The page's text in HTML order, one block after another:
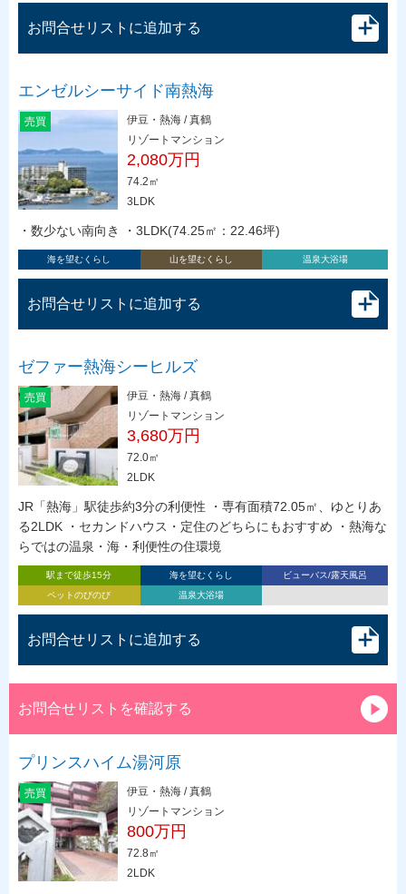
お問合せリストに追加する
エンゼルシーサイド南熱海
売買
伊豆・熱海 / 真鶴
リゾートマンション
2,080万円
74.2㎡
3LDK
・数少ない南向き ・3LDK(74.25㎡：22.46坪)
海を望むくらし 山を望むくらし 温泉大浴場
お問合せリストに追加する
ゼファー熱海シーヒルズ
売買
伊豆・熱海 / 真鶴
リゾートマンション
3,680万円
72.0㎡
2LDK
JR「熱海」駅徒歩約3分の利便性 ・専有面積72.05㎡、ゆとりあ
る2LDK ・セカンドハウス・定住のどちらにもおすすめ ・熱海な
らではの温泉・海・利便性の住環境
駅まで徒歩15分 海を望むくらし
ビューバス/露天風呂
ペットのびのび
温泉大浴場
お問合せリストに追加する
お問合せリストを確認する
プリンスハイム湯河原
売買
伊豆・熱海 / 真鶴
リゾートマンション
800万円
72.8㎡
2LDK